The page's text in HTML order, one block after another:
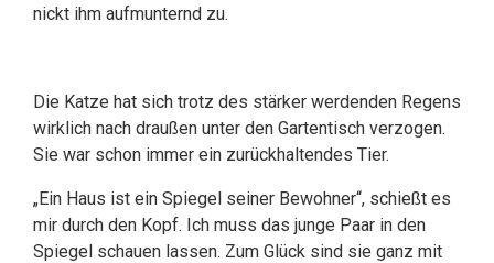
nickt ihm aufmunternd zu.
Die Katze hat sich trotz des stärker werdenden Regens
wirklich nach draußen unter den Gartentisch verzogen.
Sie war schon immer ein zurückhaltendes Tier.
„Ein Haus ist ein Spiegel seiner Bewohner“, schießt es
mir durch den Kopf. Ich muss das junge Paar in den
Spiegel schauen lassen. Zum Glück sind sie ganz mit